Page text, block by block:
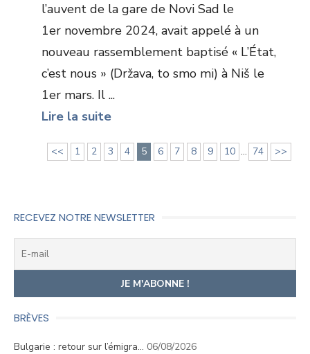
l’auvent de la gare de Novi Sad le
1er novembre 2024, avait appelé à un
nouveau rassemblement baptisé « L’État,
c’est nous » (Država, to smo mi) à Niš le
1er mars. Il ...
Lire la suite
<< 1 2 3 4 5 6 7 8 9 10 ... 74 >>
RECEVEZ NOTRE NEWSLETTER
BRÈVES
Bulgarie : retour sur l’émigra… 06/08/2026